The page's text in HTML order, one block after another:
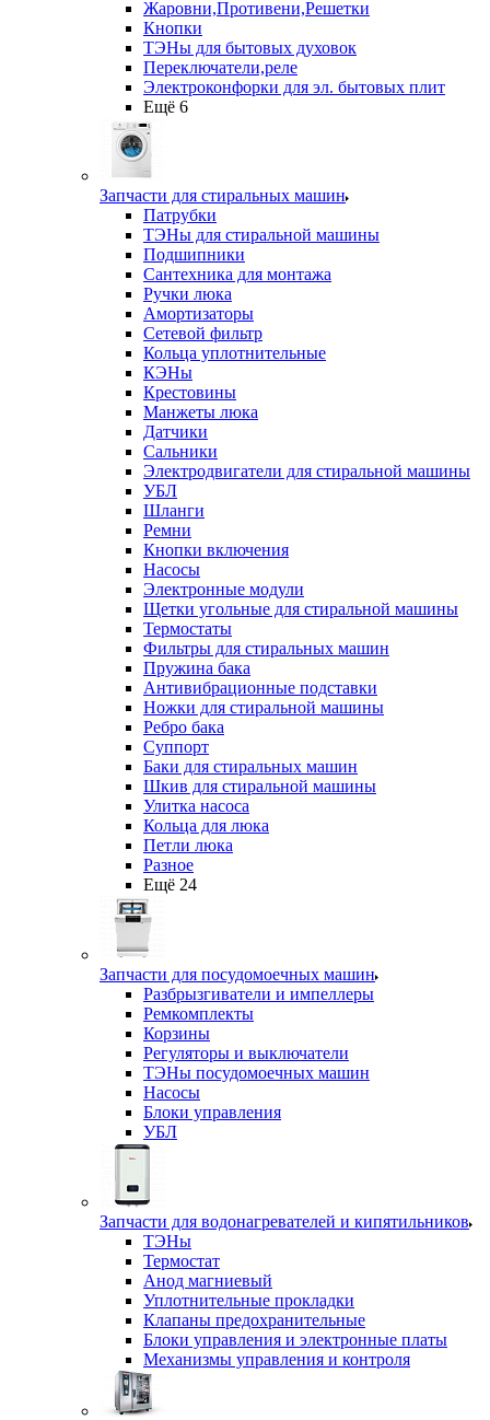
Жаровни,Противени,Решетки
Кнопки
ТЭНы для бытовых духовок
Переключатели,реле
Электроконфорки для эл. бытовых плит
Ещё 6
Запчасти для стиральных машин
Патрубки
ТЭНы для стиральной машины
Подшипники
Сантехника для монтажа
Ручки люка
Амортизаторы
Сетевой фильтр
Кольца уплотнительные
КЭНы
Крестовины
Манжеты люка
Датчики
Сальники
Электродвигатели для стиральной машины
УБЛ
Шланги
Ремни
Кнопки включения
Насосы
Электронные модули
Щетки угольные для стиральной машины
Термостаты
Фильтры для стиральных машин
Пружина бака
Антивибрационные подставки
Ножки для стиральной машины
Ребро бака
Суппорт
Баки для стиральных машин
Шкив для стиральной машины
Улитка насоса
Кольца для люка
Петли люка
Разное
Ещё 24
Запчасти для посудомоечных машин
Разбрызгиватели и импеллеры
Ремкомплекты
Корзины
Регуляторы и выключатели
ТЭНы посудомоечных машин
Насосы
Блоки управления
УБЛ
Запчасти для водонагревателей и кипятильников
ТЭНы
Термостат
Анод магниевый
Уплотнительные прокладки
Клапаны предохранительные
Блоки управления и электронные платы
Механизмы управления и контроля